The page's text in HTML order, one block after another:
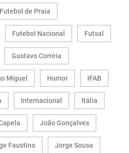
Futebol de Praia
Futebol Nacional Futsal
Gustavo Correia
Miguel Humor IFAB
Internacional Itália
João Gonçalves
Faustino Jorge Sousa